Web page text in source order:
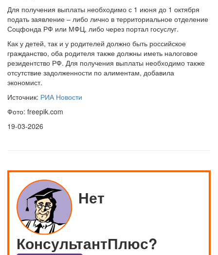
Для получения выплаты необходимо с 1 июня до 1 октября
подать заявление – либо лично в территориальное отделение
Соцфонда РФ или МФЦ, либо через портал госуслуг.
Как у детей, так и у родителей должно быть российское
гражданство, оба родителя также должны иметь налоговое
резидентство РФ. Для получения выплаты необходимо также
отсутствие задолженности по алиментам, добавила
экономист.
Источник: РИА Новости
Фото: freepik.com
19-03-2026
Нет
КонсультантПлюс?